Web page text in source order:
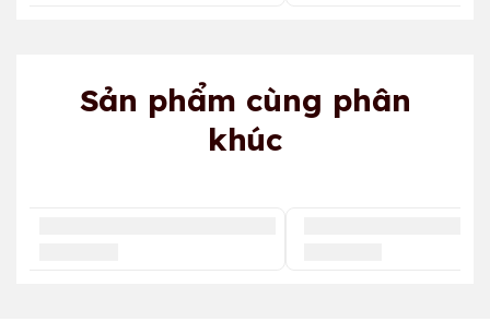
Sản phẩm cùng phân
khúc